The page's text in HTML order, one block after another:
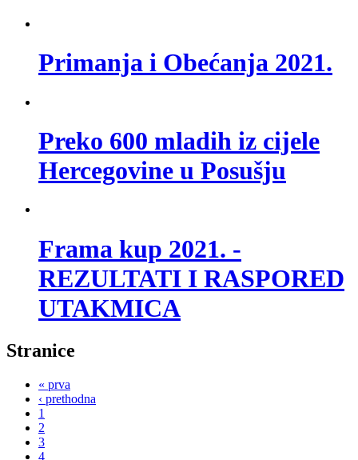
Primanja i Obećanja 2021.
Preko 600 mladih iz cijele
Hercegovine u Posušju
Frama kup 2021. -
REZULTATI I RASPORED
UTAKMICA
Stranice
« prva
‹ prethodna
1
2
3
4